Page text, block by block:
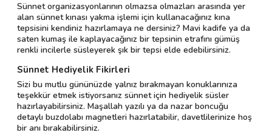
Sünnet organizasyonlarının olmazsa olmazları arasında yer
alan sünnet kınası yakma işlemi için kullanacağınız kına
tepsisini kendiniz hazırlamaya ne dersiniz? Mavi kadife ya da
saten kumaş ile kaplayacağınız bir tepsinin etrafını gümüş
renkli incilerle süsleyerek şık bir tepsi elde edebilirsiniz.
Sünnet Hediyelik Fikirleri
Sizi bu mutlu gününüzde yalnız bırakmayan konuklarınıza
teşekkür etmek istiyorsanız sünnet için hediyelik süsler
hazırlayabilirsiniz. Maşallah yazılı ya da nazar boncuğu
detaylı buzdolabı magnetleri hazırlatabilir, davetlilerinize hoş
bir anı bırakabilirsiniz.